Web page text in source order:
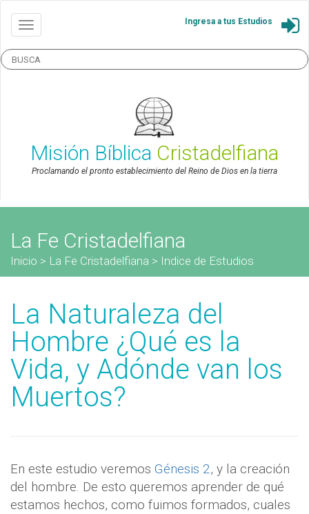
Ingresa a tus Estudios
Misión Bíblica Cristadelfiana
Proclamando el pronto establecimiento del Reino de Dios en la tierra
La Fe Cristadelfiana
Inicio > La Fe Cristadelfiana > Indice de Estudios
La Naturaleza del
Hombre ¿Qué es la
Vida, y Adónde van los
Muertos?
En este estudio veremos Génesis 2, y la creación
del hombre. De esto queremos aprender de qué
estamos hechos, como fuimos formados, cuales